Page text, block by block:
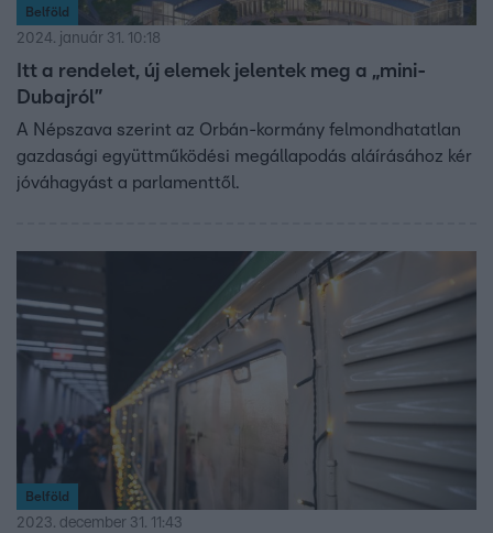
Belföld
2024. január 31. 10:18
Itt a rendelet, új elemek jelentek meg a „mini-
Dubajról”
A Népszava szerint az Orbán-kormány felmondhatatlan
gazdasági együttműködési megállapodás aláírásához kér
jóváhagyást a parlamenttől.
Belföld
2023. december 31. 11:43